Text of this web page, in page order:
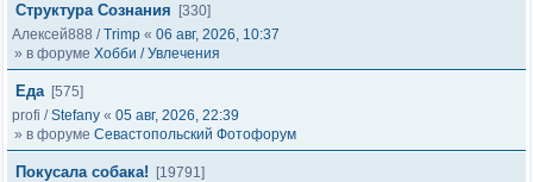
Структура Сознания
[330]
Алексей888 /Trimp « 06 авг, 2026, 10:37
» в форуме Хобби / Увлечения
Еда [575]
profi /Stefany « 05 авг, 2026, 22:39
» в форуме Севастопольский Фотофорум
Покусала собака!
[19791]